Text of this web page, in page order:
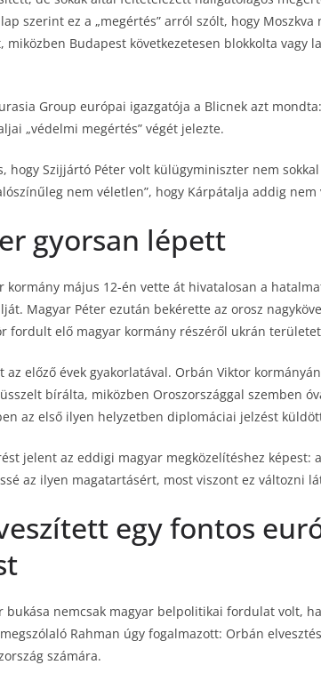
szerint ez a „megértés” arról szólt, hogy
miközben Budapest következetesen blokkolta vagy
Group európai igazgatója a Blicnek azt
„védelmi megértés” végét jelezte.
hogy Szijjártó Péter volt külügyminiszter nem
nem véletlen”, hogy Kárpátalja addig
gyorsan lépett
kormány május 12-én vette át hivatalosan a
Magyar Péter ezután bekérette az orosz
fordult elő magyar kormány részéről ukrán
az előző évek gyakorlatával. Orbán Viktor
bírálta, miközben Oroszországgal szemben
az első ilyen helyzetben diplomáciai jelzést
jelent az eddigi magyar megközelítéshez képest:
az ilyen magatartásért, most viszont ez változni
egy fontos
bukása nemcsak magyar belpolitikai fordulat volt,
Rahman úgy fogalmazott: Orbán
számára.